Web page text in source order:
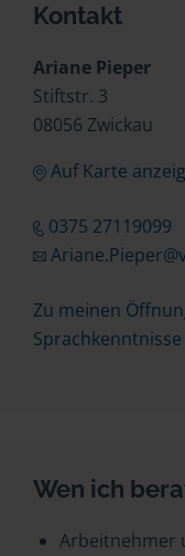
Kontakt
Ariane Pieper
Stiftstr. 3
08056 Zwickau
Auf Karte
0375 27119099
Zu meinen
Sprachkenntnisse
Wen ich
Arbeitnehmer